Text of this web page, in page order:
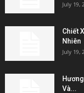
July 19,
Chiết
Nhiên
July 19,
Và...